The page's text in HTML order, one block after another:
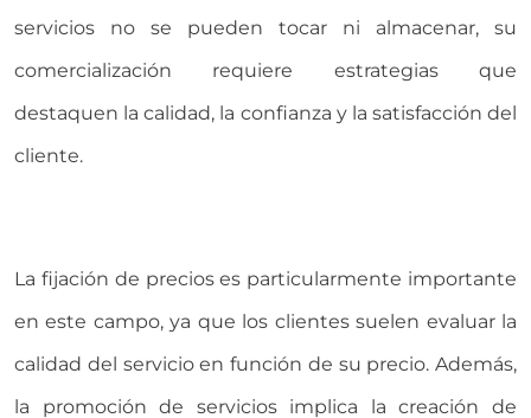
servicios no se pueden tocar ni almacenar, su
comercialización requiere estrategias que
destaquen la calidad, la confianza y la satisfacción del
cliente.
La fijación de precios es particularmente importante
en este campo, ya que los clientes suelen evaluar la
calidad del servicio en función de su precio. Además,
la promoción de servicios implica la creación de